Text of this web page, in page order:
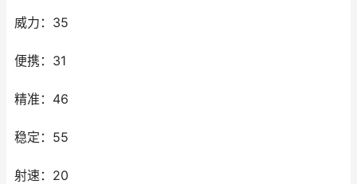
威力：35
便携：31
精准：46
稳定：55
射速：20